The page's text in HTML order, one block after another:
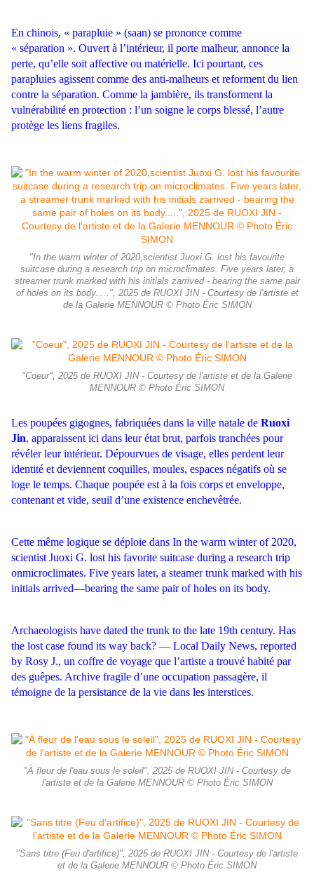
En chinois, « parapluie » (saan) se prononce comme
« séparation ». Ouvert à l’intérieur, il porte malheur, annonce la
perte, qu’elle soit affective ou matérielle. Ici pourtant, ces
parapluies agissent comme des anti-malheurs et reforment du lien
contre la séparation. Comme la jambière, ils transforment la
vulnérabilité en protection : l’un soigne le corps blessé, l’autre
protège les liens fragiles.
"In the warm winter of 2020,scientist Juoxi G. lost his favourite
suitcase during a research trip on microclimates. Five years later, a
streamer trunk marked with his initials zarrived - bearing the same pair
of holes on its body.....", 2025 de RUOXI JIN - Courtesy de l'artiste et
de la Galerie MENNOUR © Photo Éric SIMON
"Coeur", 2025 de RUOXI JIN - Courtesy de l'artiste et de la Galerie
MENNOUR © Photo Éric SIMON
Les poupées gigognes, fabriquées dans la ville natale de Ruoxi
Jin, apparaissent ici dans leur état brut, parfois tranchées pour
révéler leur intérieur. Dépourvues de visage, elles perdent leur
identité et deviennent coquilles, moules, espaces négatifs où se
loge le temps. Chaque poupée est à la fois corps et enveloppe,
contenant et vide, seuil d’une existence enchevêtrée.
Cette même logique se déploie dans In the warm winter of 2020,
scientist Juoxi G. lost his favorite suitcase during a research trip
onmicroclimates. Five years later, a steamer trunk marked with his
initials arrived—bearing the same pair of holes on its body.
Archaeologists have dated the trunk to the late 19th century. Has
the lost case found its way back? — Local Daily News, reported
by Rosy J., un coffre de voyage que l’artiste a trouvé habité par
des guêpes. Archive fragile d’une occupation passagère, il
témoigne de la persistance de la vie dans les interstices.
"À fleur de l'eau sous le soleil", 2025 de RUOXI JIN - Courtesy de
l'artiste et de la Galerie MENNOUR © Photo Éric SIMON
"Sans titre (Feu d'artifice)", 2025 de RUOXI JIN - Courtesy de l'artiste
et de la Galerie MENNOUR © Photo Éric SIMON